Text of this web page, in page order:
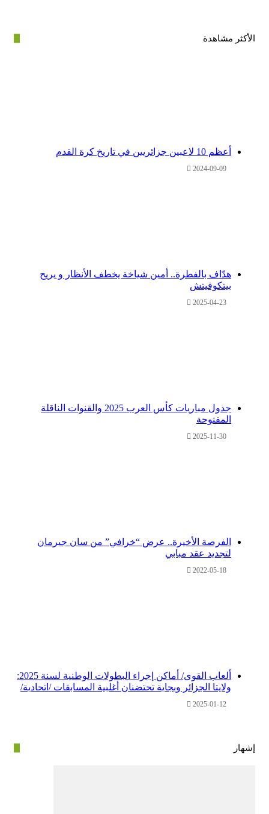
مشاهدة
أعظم 10 لاعبين جزائريين في تاريخ كرة القدم
2024-09-09
هدّاف بالفطرة.. أمين شياخة يخطف الأنظار و يريح
بيتكوفيتش
2025-04-23
جدول مباريات كأس العرب 2025 والقنوات الناقلة
2025-11-30
الفرصة الأخيرة.. عرض “خرافي” من سان جيرمان
لتجديد عقد مبابي
2022-05-18
ألعاب القوى/ أماكن إجراء البطولات الوطنية لسنة 2025:
ولايتا الجزائر وبجاية تحتضنان أغلبية المسابقات /اتحادية/
2025-01-12